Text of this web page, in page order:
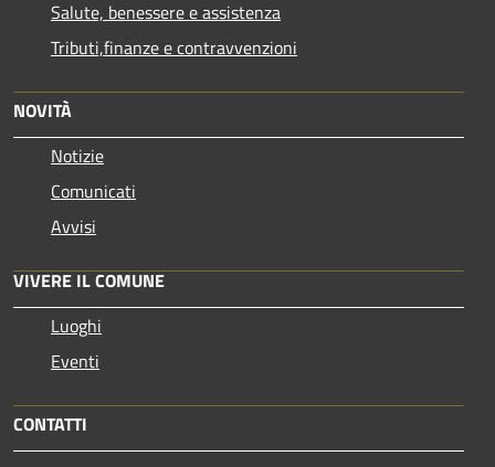
Salute, benessere e assistenza
Tributi,finanze e contravvenzioni
NOVITÀ
Notizie
Comunicati
Avvisi
VIVERE IL COMUNE
Luoghi
Eventi
CONTATTI